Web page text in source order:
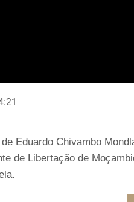
Eduardo Chivambo
de Libertação de